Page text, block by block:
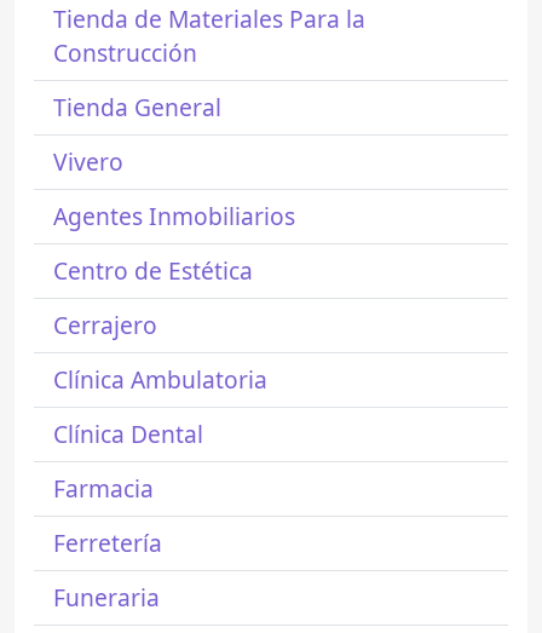
Tienda de Materiales Para la
Construcción
Tienda General
Vivero
Agentes Inmobiliarios
Centro de Estética
Cerrajero
Clínica Ambulatoria
Clínica Dental
Farmacia
Ferretería
Funeraria